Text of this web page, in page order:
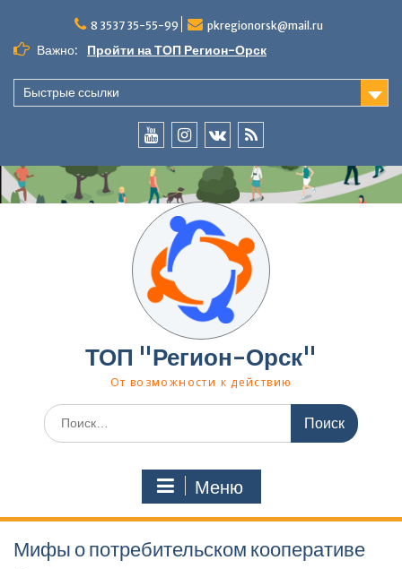
содержимому
8 3537 35-55-99 pkregionorsk@mail.ru
Важно: Пройти на ТОП Регион-Орск
Быстрые ссылки
ТОП "Регион-Орск"
От возможности к действию
Искать:
Меню
Мифы о потребительском кооперативе